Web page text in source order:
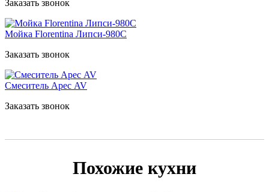
Заказать звонок
Мойка Florentina Липси-980С
Заказать звонок
Смеситель Арес AV
Заказать звонок
Похожие кухни